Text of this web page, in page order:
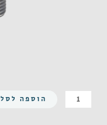
כמות
של
הוספה לסל